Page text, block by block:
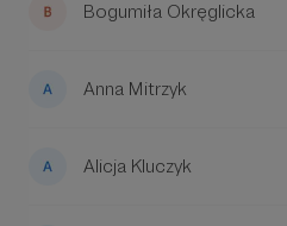
wsparcie!
A teraz usiądź wygodnie,
Bogumiła Okręglicka
Anna Mitrzyk
Alicja Kluczyk